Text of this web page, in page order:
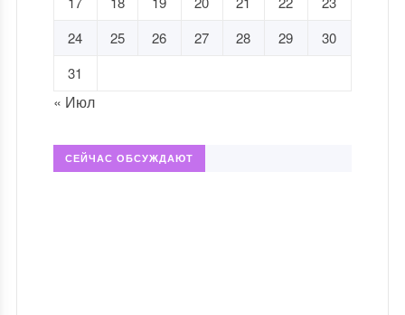
24
25 26 27 28 29
30
31
« Июл
СЕЙЧАС ОБСУЖДАЮТ